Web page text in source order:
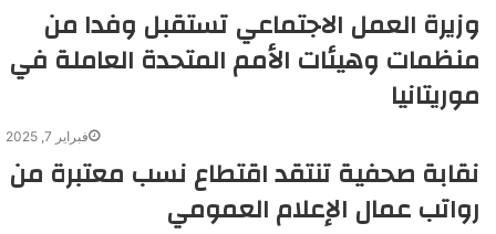
وزيرة العمل الاجتماعي تستقبل وفدا من
منظمات وهيئات الأمم المتحدة العاملة في
موريتانيا
فبراير 7, 2025
نقابة صحفية تنتقد اقتطاع نسب معتبرة من
رواتب عمال الإعلام العمومي